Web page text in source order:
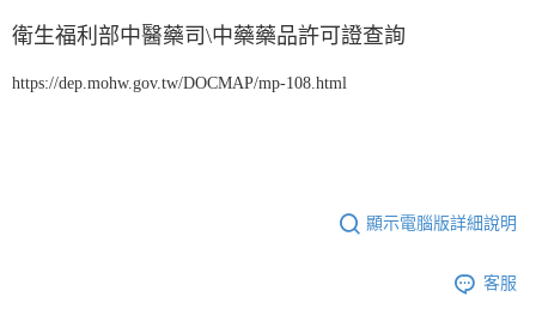
衛生福利部中醫藥司\中藥藥品許可證查詢
https://dep.mohw.gov.tw/DOCMAP/mp-108.html
顯示電腦版詳細說明
客服